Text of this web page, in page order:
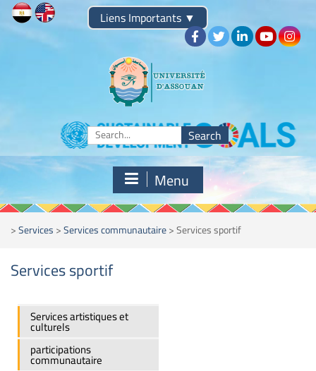
Liens Importants ▼
Menu
>Services>Services communautaire>Services sportif
Services sportif
Services artistiques et
culturels
participations
communautaire